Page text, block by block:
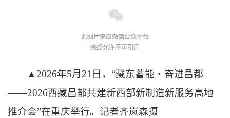
▲2026年5月21日，“藏东蓄能・奋进昌都
——2026西藏昌都共建新西部新制造新服务高地
推介会”在重庆举行。记者齐岚森摄